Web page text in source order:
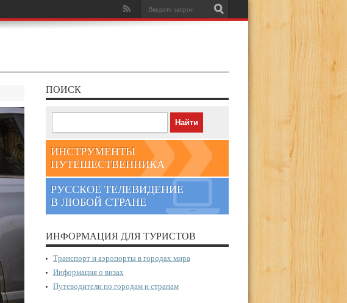
ПОИСК
ИНСТРУМЕНТЫ
ПУТЕШЕСТВЕННИКА
РУССКОЕ ТЕЛЕВИДЕНИЕ
В ЛЮБОЙ СТРАНЕ
ИНФОРМАЦИЯ ДЛЯ ТУРИСТОВ
Транспорт и аэропорты в городах мира
Информация о визах
Путеводители по городам и странам